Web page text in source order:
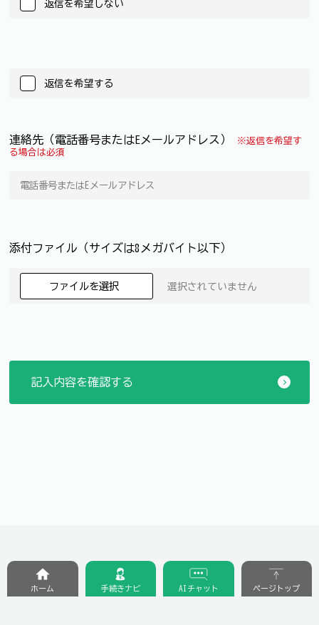
返信を希望しない
返信を希望する
連絡先（電話番号またはEメールアドレス）
※返信を希望す
る場合は必須
添付ファイル（サイズは8メガバイト以下）
ファイルを選択 選択されていません
ホーム 手続きナビ AIチャット ページトップ